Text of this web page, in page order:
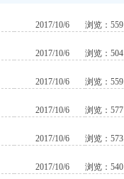
2017/10/6 浏览：559
2017/10/6 浏览：504
2017/10/6 浏览：559
2017/10/6 浏览：577
2017/10/6 浏览：573
2017/10/6 浏览：540